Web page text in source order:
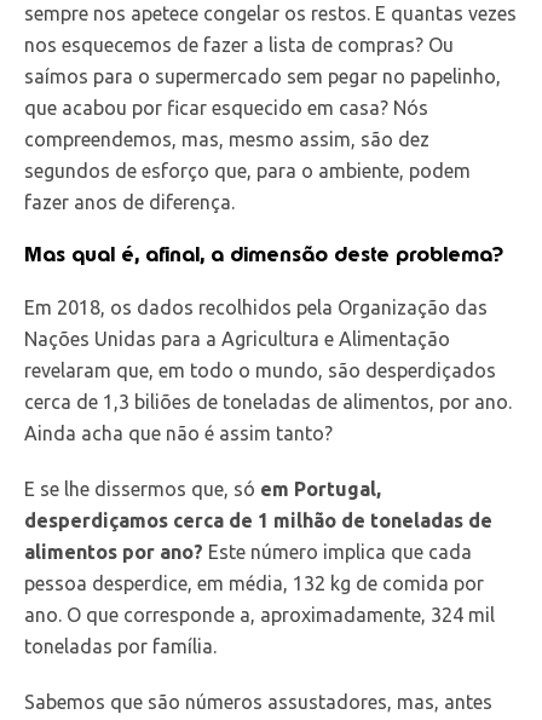
sempre nos apetece congelar os restos. E quantas vezes
nos esquecemos de fazer a lista de compras? Ou
saímos para o supermercado sem pegar no papelinho,
que acabou por ficar esquecido em casa? Nós
compreendemos, mas, mesmo assim, são dez
segundos de esforço que, para o ambiente, podem
fazer anos de diferença.
Mas qual é, afinal, a dimensão deste problema?
Em 2018, os dados recolhidos pela Organização das
Nações Unidas para a Agricultura e Alimentação
revelaram que, em todo o mundo, são desperdiçados
cerca de 1,3 biliões de toneladas de alimentos, por ano.
Ainda acha que não é assim tanto?
E se lhe dissermos que, só em Portugal,
desperdiçamos cerca de 1 milhão de toneladas de
alimentos por ano? Este número implica que cada
pessoa desperdice, em média, 132 kg de comida por
ano. O que corresponde a, aproximadamente, 324 mil
toneladas por família.
Sabemos que são números assustadores, mas, antes